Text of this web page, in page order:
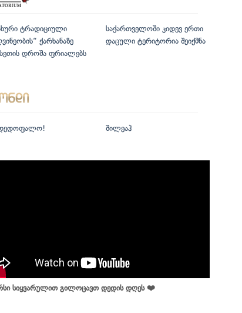
ტრადიციული
ქარხანაზე
დროშა ფრიალებს
საქართველოში კიდევ ერთი
დაცული ტერიტორია შეიქმნა
შილეაჰ
სიყვარულით გილოცავთ დედის დღეს ❤️